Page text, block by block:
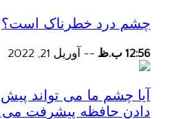
چشم درد خطرناک است؟
12:56 ب.ظ -- آوریل 21, 2022
آیا چشم ما می تواند
دادن حافظه پیشرفت می